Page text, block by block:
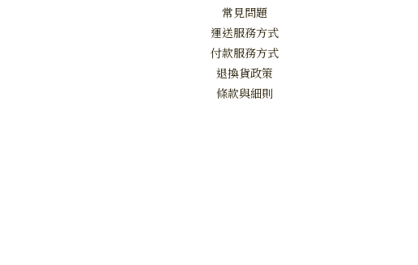
常見問題
運送服務方式
付款服務方式
退換貨政策
條款與細則